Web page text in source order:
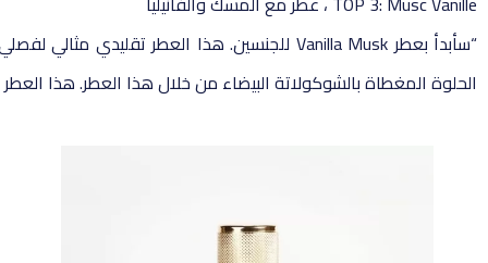
الحلوة المغطاة بالشوكولاتة البيضاء من خلال هذا العطر. هذا العطر له أداء مثير للإعجاب ويستمر